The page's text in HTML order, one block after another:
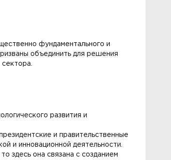
фундаментального и
объединить для решения
развития и
и правительственные
и инновационной деятельности.
здесь она связана с созданием